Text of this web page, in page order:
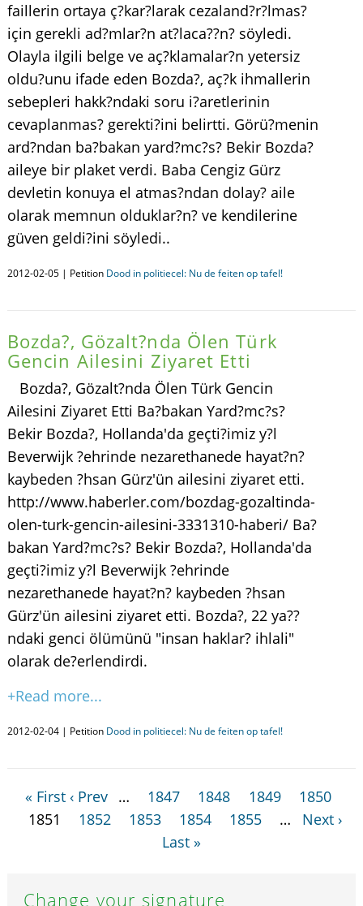
faillerin ortaya ç?kar?larak cezaland?r?lmas?
için gerekli ad?mlar?n at?laca??n? söyledi.
Olayla ilgili belge ve aç?klamalar?n yetersiz
oldu?unu ifade eden Bozda?, aç?k ihmallerin
sebepleri hakk?ndaki soru i?aretlerinin
cevaplanmas? gerekti?ini belirtti. Görü?menin
ard?ndan ba?bakan yard?mc?s? Bekir Bozda?
aileye bir plaket verdi. Baba Cengiz Gürz
devletin konuya el atmas?ndan dolay? aile
olarak memnun olduklar?n? ve kendilerine
güven geldi?ini söyledi..
2012-02-05 | Petition Dood in politiecel: Nu de feiten op tafel!
Bozda?, Gözalt?nda Ölen Türk
Gencin Ailesini Ziyaret Etti
Bozda?, Gözalt?nda Ölen Türk Gencin
Ailesini Ziyaret Etti Ba?bakan Yard?mc?s?
Bekir Bozda?, Hollanda'da geçti?imiz y?l
Beverwijk ?ehrinde nezarethanede hayat?n?
kaybeden ?hsan Gürz'ün ailesini ziyaret etti.
http://www.haberler.com/bozdag-gozaltinda-
olen-turk-gencin-ailesini-3331310-haberi/ Ba?
bakan Yard?mc?s? Bekir Bozda?, Hollanda'da
geçti?imiz y?l Beverwijk ?ehrinde
nezarethanede hayat?n? kaybeden ?hsan
Gürz'ün ailesini ziyaret etti. Bozda?, 22 ya??
ndaki genci ölümünü "insan haklar? ihlali"
olarak de?erlendirdi.
+Read more...
2012-02-04 | Petition Dood in politiecel: Nu de feiten op tafel!
« First ‹ Prev … 1847 1848 1849
1850
1851
1852 1853 1854 1855 …
Next ›
Last »
Change your signature